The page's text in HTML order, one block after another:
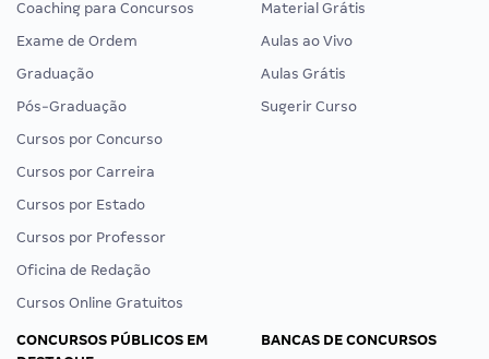
Coaching para Concursos
Exame de Ordem
Graduação
Pós-Graduação
Cursos por Concurso
Cursos por Carreira
Cursos por Estado
Cursos por Professor
Oficina de Redação
Cursos Online Gratuitos
Material Grátis
Aulas ao Vivo
Aulas Grátis
Sugerir Curso
CONCURSOS PÚBLICOS EM
BANCAS DE CONCURSOS